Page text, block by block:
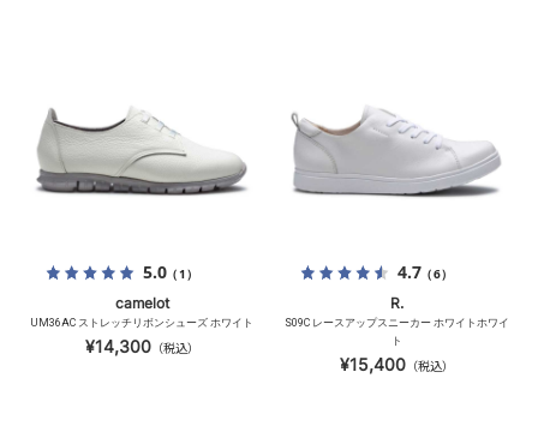
5.0（1）
camelot
UM36AC ストレッチリボンシューズ ホワイト
¥14,300（税込）
4.7（6）
R.
S09C レースアップスニーカー ホワイトホワイ
ト
¥15,400（税込）